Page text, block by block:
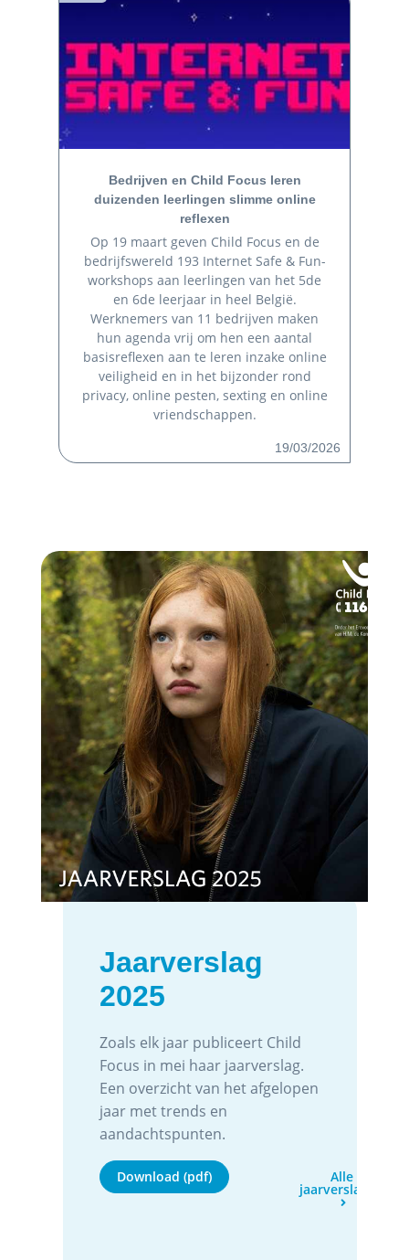
Bedrijven en Child Focus leren
duizenden leerlingen slimme online
reflexen
Op 19 maart geven Child Focus en de
bedrijfswereld 193 Internet Safe & Fun-
workshops aan leerlingen van het 5de
en 6de leerjaar in heel België.
Werknemers van 11 bedrijven maken
hun agenda vrij om hen een aantal
basisreflexen aan te leren inzake online
veiligheid en in het bijzonder rond
privacy, online pesten, sexting en online
vriendschappen.
19/03/2026
Jaarverslag
2025
Zoals elk jaar publiceert Child
Focus in mei haar jaarverslag.
Een overzicht van het afgelopen
jaar met trends en
aandachtspunten.
Download (pdf) Alle
jaarverslagen